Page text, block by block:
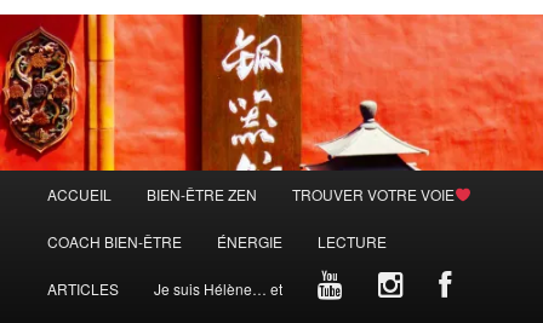
principal
ACCUEIL BIEN-ÊTRE ZEN TROUVER VOTRE VOIE
COACH BIEN-ÊTRE ÉNERGIE LECTURE
ARTICLES Je suis Hélène… et